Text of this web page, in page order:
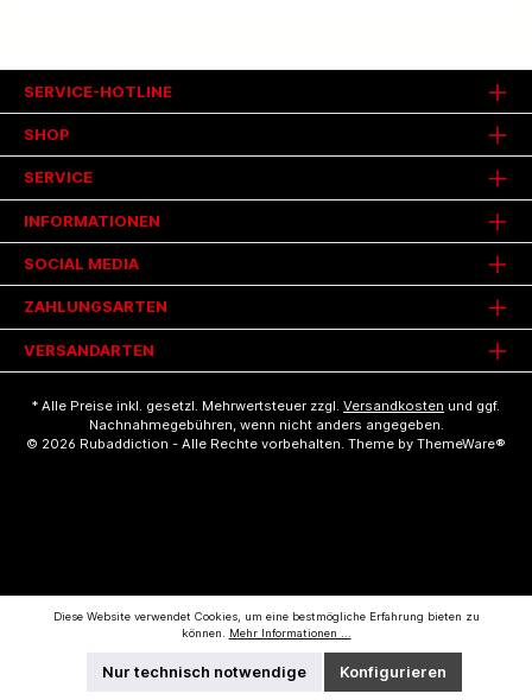
SHOP
SERVICE
INFORMATIONEN
SERVICE-HOTLINE
SOCIAL MEDIA
ZAHLUNGSARTEN
VERSANDARTEN
* Alle Preise inkl. gesetzl. Mehrwertsteuer zzgl. Versandkosten und ggf.
Nachnahmegebühren, wenn nicht anders angegeben.
© 2026 Rubaddiction - Alle Rechte vorbehalten. Theme by ThemeWare®
Diese Website verwendet Cookies, um eine bestmögliche Erfahrung bieten zu
können.
Mehr Informationen ...
Nur technisch notwendige Konfigurieren